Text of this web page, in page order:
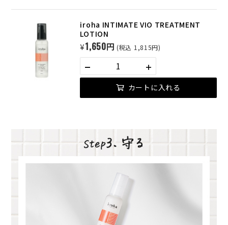
iroha INTIMATE VIO TREATMENT
LOTION
¥1,650円 (税込 1,815円)
カートに入れる